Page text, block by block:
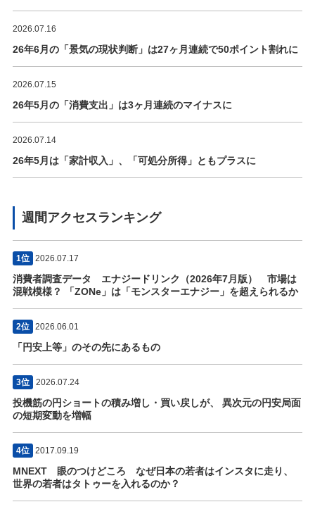
2026.07.16
26年6月の「景気の現状判断」は27ヶ月連続で50ポイント割れに
2026.07.15
26年5月の「消費支出」は3ヶ月連続のマイナスに
2026.07.14
26年5月は「家計収入」、「可処分所得」ともプラスに
週間アクセスランキング
1位 2026.07.17
消費者調査データ エナジードリンク（2026年7月版） 市場は
混戦模様？ 「ZONe」は「モンスターエナジー」を超えられるか
2位 2026.06.01
「円安上等」のその先にあるもの
3位 2026.07.24
投機筋の円ショートの積み増し・買い戻しが、 異次元の円安局面
の短期変動を増幅
4位 2017.09.19
MNEXT 眼のつけどころ なぜ日本の若者はインスタに走り、
世界の若者はタトゥーを入れるのか？